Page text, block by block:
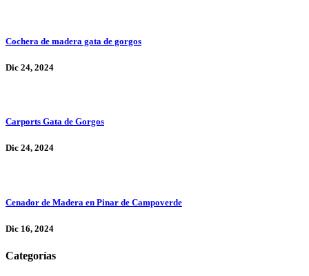
Cochera de madera gata de gorgos
Dic 24, 2024
Carports Gata de Gorgos
Dic 24, 2024
Cenador de Madera en Pinar de Campoverde
Dic 16, 2024
Categorías